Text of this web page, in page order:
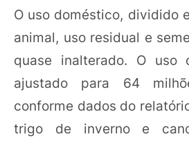
O uso doméstico, dividido
animal, uso residual e
quase inalterado. O uso
ajustado para 64
conforme dados do
trigo de inverno e